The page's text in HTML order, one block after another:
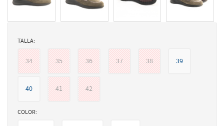
TALLA:
34 35 36 37 38 39
40 41 42
COLOR: